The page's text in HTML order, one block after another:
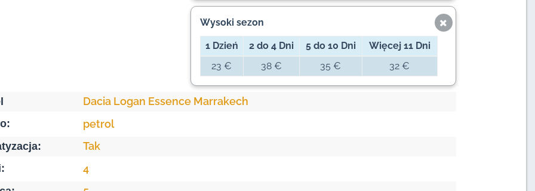
Wysoki sezon
1 Dzień 2 do 4 Dni 5 do 10 Dni
Więcej 11 Dni
23 €
38 € 35 € 32 €
Dacia Logan Essence Marrakech
petrol
Tak
4